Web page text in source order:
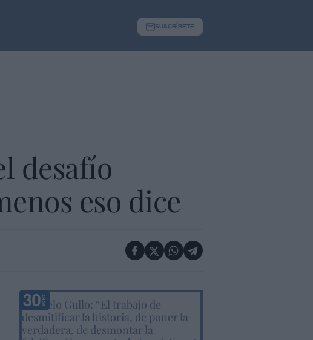
SUSCRÍBETE
desafío
eso dice
Marcelo Gullo: “El trabajo de
desmitificar la historia, de poner la
verdadera, de desmontar la